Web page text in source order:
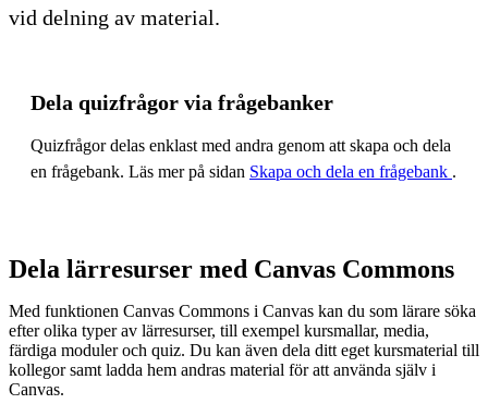
vid delning av material.
Dela quizfrågor via frågebanker
Quizfrågor delas enklast med andra genom att skapa och dela
en frågebank. Läs mer på sidan Skapa och dela en frågebank .
Dela lärresurser med Canvas Commons
Med funktionen Canvas Commons i Canvas kan du som lärare söka
efter olika typer av lärresurser, till exempel kursmallar, media,
färdiga moduler och quiz. Du kan även dela ditt eget kursmaterial till
kollegor samt ladda hem andras material för att använda själv i
Canvas.